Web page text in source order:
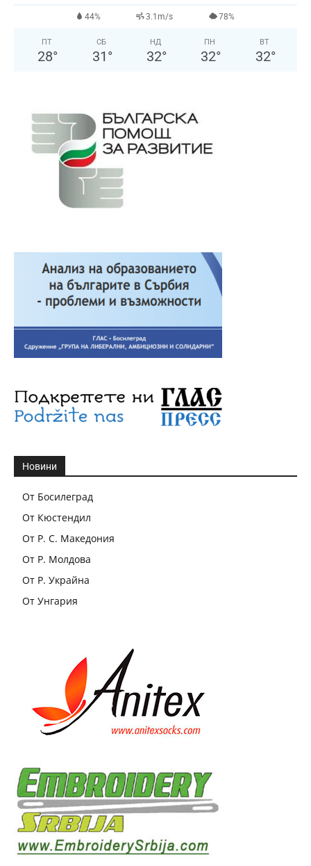
44% 3.1m/s 78%
ПТ
28°
СБ
31 °
НД
32°
ПН
32°
ВТ
32°
Новини
От Босилеград
От Кюстендил
От Р. С. Македония
От Р. Молдова
От Р. Украйна
От Унгария